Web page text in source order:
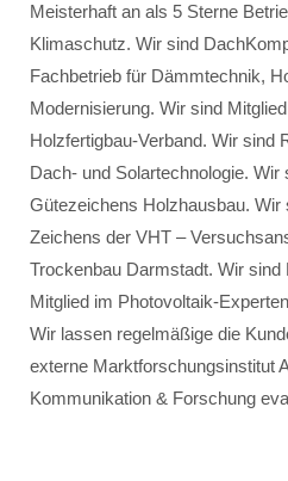
Meisterhaft an als 5 Sterne
Klimaschutz. Wir sind
Fachbetrieb für Dämmtechnik,
Modernisierung. Wir sind
Holzfertigbau-Verband. Wir sind
Dach- und Solartechnologie. Wir
Gütezeichens Holzhausbau. Wir
Zeichens der VHT –
Trockenbau Darmstadt. Wir
Mitglied im Photovoltaik-
Wir lassen regelmäßige die
externe Marktforschungsinstitut
Kommunikation & Forschung